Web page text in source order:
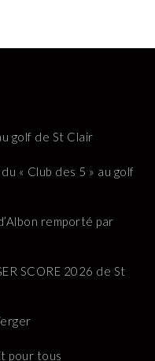
golf de St Clair
« Club des 5 » au golf
remporté par
SCORE 2026 de St
pour tous